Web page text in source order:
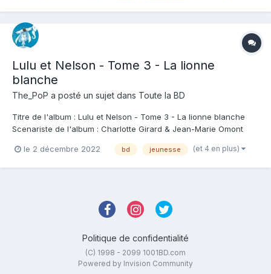
Lulu et Nelson - Tome 3 - La lionne
blanche
The_PoP a posté un sujet dans Toute la BD
Titre de l'album : Lulu et Nelson - Tome 3 - La lionne blanche
Scenariste de l'album : Charlotte Girard & Jean-Marie Omont
Editeur de l'album : Soleil - Metamorphoses Note : Résumé de
le 2 décembre 2022 bd jeunesse (et 4 en plus)
Politique de confidentialité
(C) 1998 - 2099 1001BD.com
Powered by Invision Community